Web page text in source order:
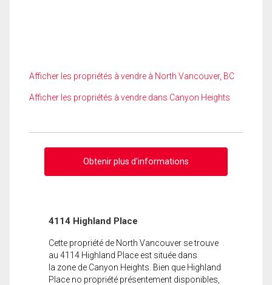
Afficher les propriétés à vendre à North Vancouver, BC
Afficher les propriétés à vendre dans Canyon Heights
Obtenir plus d'informations
4114 Highland Place
Cette propriété de North Vancouver se trouve
au 4114 Highland Place est située dans
la zone de Canyon Heights. Bien que Highland
Place no propriété présentement disponibles,